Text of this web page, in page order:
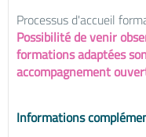
Processus d'accueil
Possibilité de venir
formations adaptées
accompagnement
Informations